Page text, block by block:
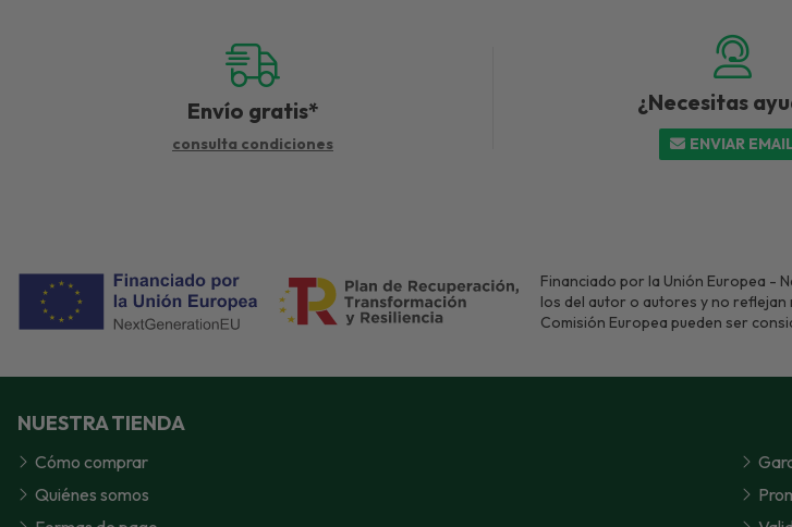
Envío gratis*
consulta condiciones
¿Necesitas
ENVIAR
Financiado por la Unión Europea -
los del autor o autores y no reflejan
Comisión Europea pueden ser
NUESTRA TIENDA
Cómo comprar
Quiénes somos